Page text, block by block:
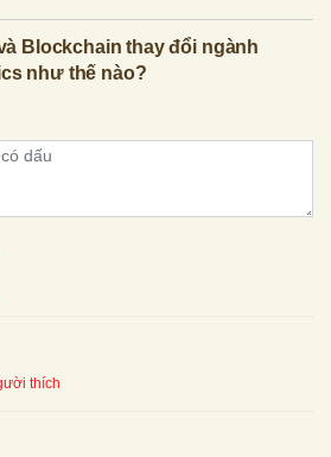
Blockchain thay đổi ngành
như thế nào?
thích